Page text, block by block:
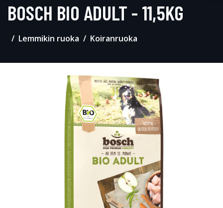
BOSCH BIO ADULT - 11,5KG
Lemmikin ruoka Koiranruoka